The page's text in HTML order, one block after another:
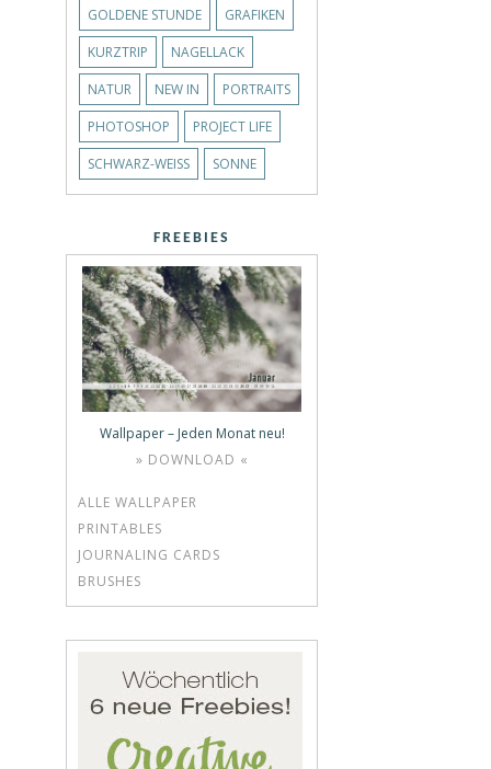
GOLDENE STUNDE
GRAFIKEN
KURZTRIP
NAGELLACK
NATUR
NEW IN
PORTRAITS
PHOTOSHOP
PROJECT LIFE
SCHWARZ-WEISS
SONNE
FREEBIES
Wallpaper – Jeden Monat neu!
» DOWNLOAD «
ALLE WALLPAPER
PRINTABLES
JOURNALING CARDS
BRUSHES